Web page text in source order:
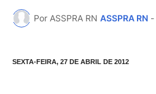
Por ASSPRA RN ASSPRA RN -
SEXTA-FEIRA, 27 DE ABRIL DE 2012